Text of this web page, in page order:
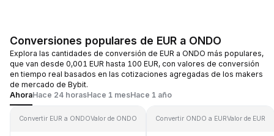
Conversiones populares de EUR a ONDO
Explora las cantidades de conversión de EUR a ONDO más populares,
que van desde 0,001 EUR hasta 100 EUR, con valores de conversión
en tiempo real basados en las cotizaciones agregadas de los makers
de mercado de Bybit.
AhoraHace 24 horasHace 1 mesHace 1 año
Convertir EUR a ONDOValor de ONDO Convertir ONDO a EURValor de EUR